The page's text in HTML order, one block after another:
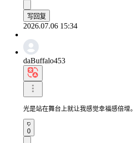
写回复
2026.07.06 15:34
daBuffalo453
光是站在舞台上就让我感觉幸福感倍增
0